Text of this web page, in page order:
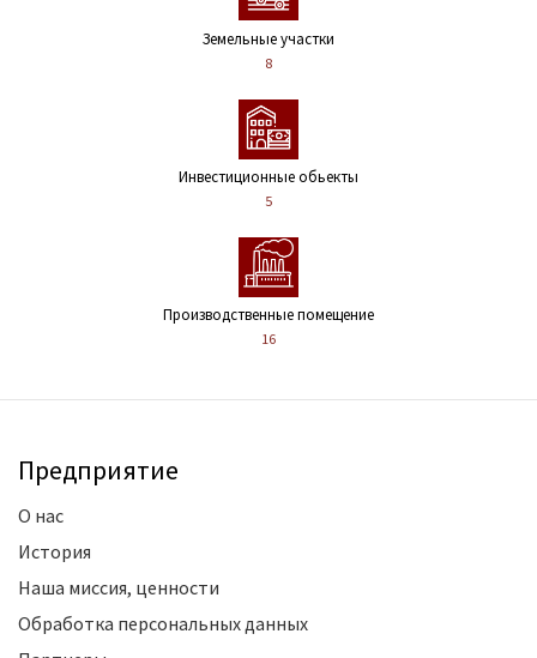
Земельные участки
8
Инвестиционные обьекты
5
Производственные помещение
16
Предприятие
О нас
История
Наша миссия, ценности
Обработка персональных данных